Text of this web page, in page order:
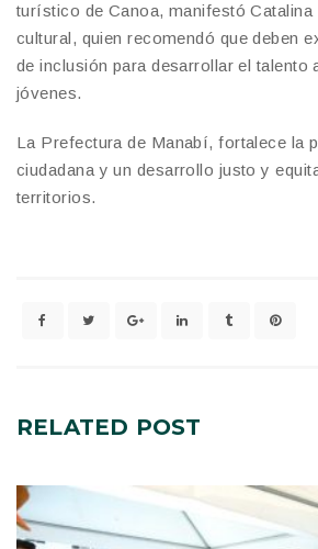
turístico de Canoa, manifestó
cultural, quien recomendó que deben
de inclusión para desarrollar el talento
jóvenes.
La Prefectura de Manabí, fortalece la
ciudadana y un desarrollo justo y
territorios.
RELATED POST